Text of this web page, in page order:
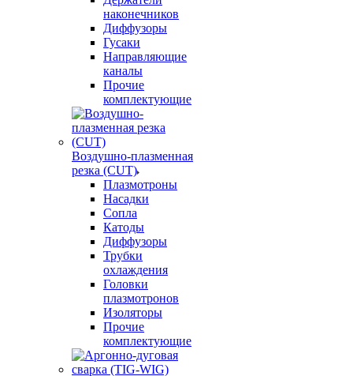
наконечников
Диффузоры
Гусаки
Направляющие
каналы
Прочие
комплектующие
Воздушно-плазменная
резка (CUT)
Плазмотроны
Насадки
Сопла
Катоды
Диффузоры
Трубки
охлаждения
Головки
плазмотронов
Изоляторы
Прочие
комплектующие